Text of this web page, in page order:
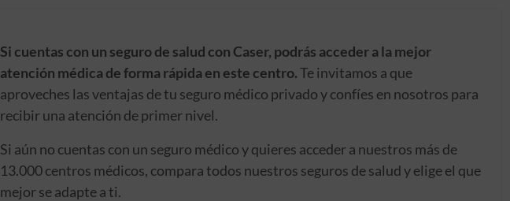
Si cuentas con un seguro de salud con Caser, podrás acceder a la mejor
atención médica de forma rápida en este centro.Te invitamos a que
aproveches las ventajas de tu seguro médico privado y confíes en nosotros para
recibir una atención de primer nivel.
Si aún no cuentas con un seguro médico y quieres acceder a nuestros más de
13.000 centros médicos, compara todos nuestros seguros de salud y elige el que
mejor se adapte a ti.